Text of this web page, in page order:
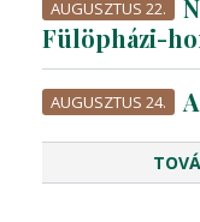
AUGUSZTUS 22.
Fülöpházi-
AUGUSZTUS 24.